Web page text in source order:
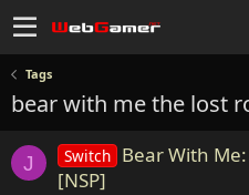
Tags
bear with me the lost
J Switch Bear With
[NSP]